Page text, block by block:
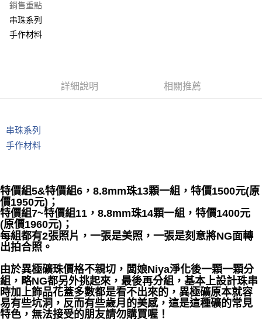
全家取貨付款
每筆NT$80，滿NT$3,000(含以上)免運費
賣家宅配幫您送（台灣）
郵局幫你送（離島）
每筆NT$80，滿NT$3,000(含以上)免運費
免運費
銷售重點
串珠系列
手作材料
詳細說明 相關推薦
串珠系列
手作材料
特價組5&特價組6，8.8mm珠13顆一組，特價1500元(原
價1950元)；
特價組7~特價組11，8.8mm珠14顆一組，特價1400元
(原價1960元)；
每組都有2張照片，一張是美照，一張是刻意將NG面轉
出拍合照。
由於異極礦珠價格不親切，闆娘Niya淨化後一顆一顆分
組，略NG都另外挑起來，最後再分組，基本上設計珠串
時加上飾品花蓋多數都是看不出來的，異極礦原本就容
易有些坑洞，反而有些歲月的美感，這是這種礦的常見
特色，無法接受的朋友請勿購買喔！